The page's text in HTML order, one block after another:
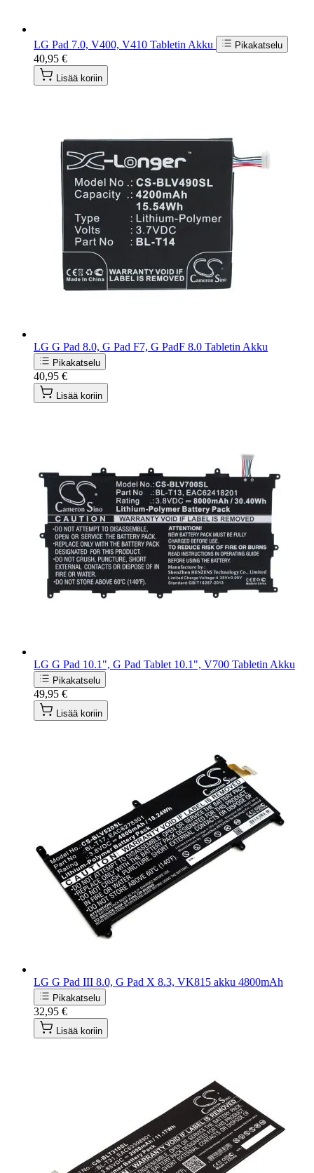
LG Pad 7.0, V400, V410 Tabletin Akku Pikakatselu
40,95 €
Lisää koriin
LG G Pad 8.0, G Pad F7, G PadF 8.0 Tabletin Akku
Pikakatselu
40,95 €
Lisää koriin
LG G Pad 10.1", G Pad Tablet 10.1", V700 Tabletin Akku
Pikakatselu
49,95 €
Lisää koriin
LG G Pad III 8.0, G Pad X 8.3, VK815 akku 4800mAh
Pikakatselu
32,95 €
Lisää koriin